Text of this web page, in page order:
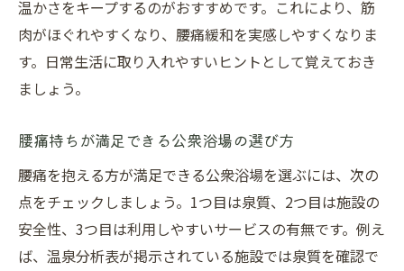
温かさをキープするのがおすすめです。これにより、筋
肉がほぐれやすくなり、腰痛緩和を実感しやすくなりま
す。日常生活に取り入れやすいヒントとして覚えておき
ましょう。
腰痛持ちが満足できる公衆浴場の選び方
腰痛を抱える方が満足できる公衆浴場を選ぶには、次の
点をチェックしましょう。1つ目は泉質、2つ目は施設の
安全性、3つ目は利用しやすいサービスの有無です。例え
ば、温泉分析表が掲示されている施設では泉質を確認で